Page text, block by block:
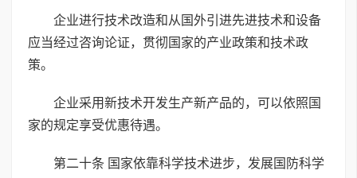
企业进行技术改造和从国外引进先进技术和设备
应当经过咨询论证，贯彻国家的产业政策和技术政
策。
企业采用新技术开发生产新产品的，可以依照国
家的规定享受优惠待遇。
第二十条 国家依靠科学技术进步，发展国防科学